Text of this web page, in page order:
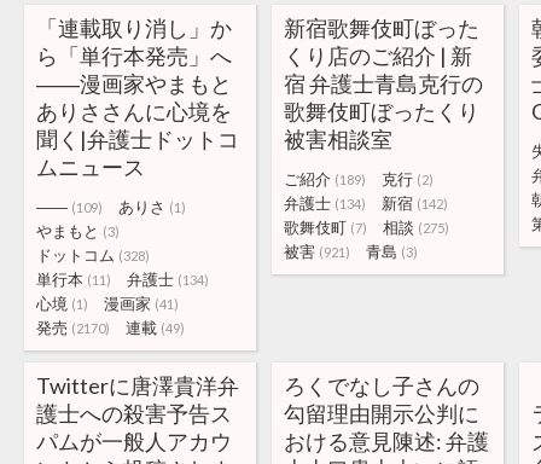
「連載取り消し」か
ら「単行本発売」へ
――漫画家やまもと
ありささんに心境を
聞く|弁護士ドットコ
ムニュース
―― (109) ありさ (1)
やまもと (3)
ドットコム (328)
単行本 (11) 弁護士 (134)
心境 (1) 漫画家 (41)
発売 (2170) 連載 (49)
新宿歌舞伎町ぼった
くり店のご紹介 | 新
宿 弁護士青島克行の
歌舞伎町ぼったくり
被害相談室
ご紹介 (189) 克行 (2)
弁護士 (134) 新宿 (142)
歌舞伎町 (7) 相談 (275)
被害 (921) 青島 (3)
Twitterに唐澤貴洋弁
護士への殺害予告ス
パムが一般人アカウ
ろくでなし子さんの
勾留理由開示公判に
おける意見陳述: 弁護